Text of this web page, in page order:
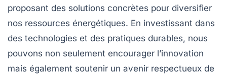
proposant des solutions concrètes pour diversifier
nos ressources énergétiques. En investissant dans
des technologies et des pratiques durables, nous
pouvons non seulement encourager l’innovation
mais également soutenir un avenir respectueux de